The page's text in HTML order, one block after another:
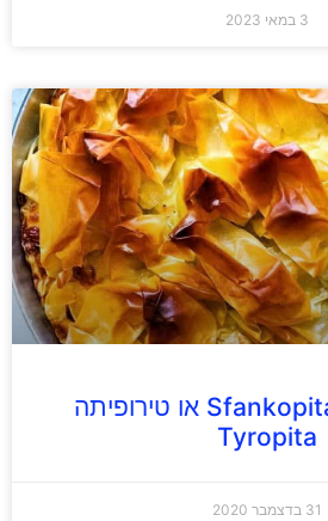
3 במאי 2023
ספנקופיתה Sfankopita או טירופיתה
Tyropita
31 בדצמבר 2020